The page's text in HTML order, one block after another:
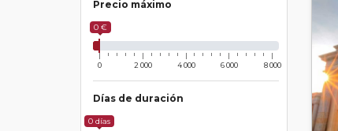
Precio máximo
0 €
0 2 000 4 000 6 000 8 000
Días de duración
0 días